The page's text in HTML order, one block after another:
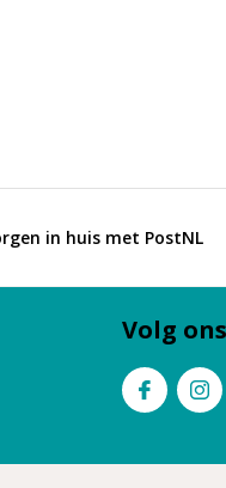
in huis met PostNL
Volg ons